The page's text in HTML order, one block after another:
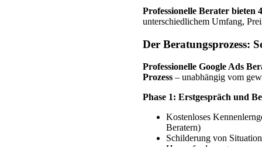
Professionelle Berater bieten
unterschiedlichem Umfang,
Der Beratungsprozess:
Professionelle Google Ads
Prozess – unabhängig vom
Phase 1: Erstgespräch und
Kostenloses
Beratern)
Schilderung von